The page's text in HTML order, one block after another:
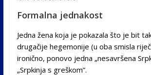
Formalna jednakost
Jedna žena koja je pokazala što je bit
drugačije hegemonije (u oba smisla
ironično, ponovo jedna „nesavršena
„Srpkinja s greškom”.